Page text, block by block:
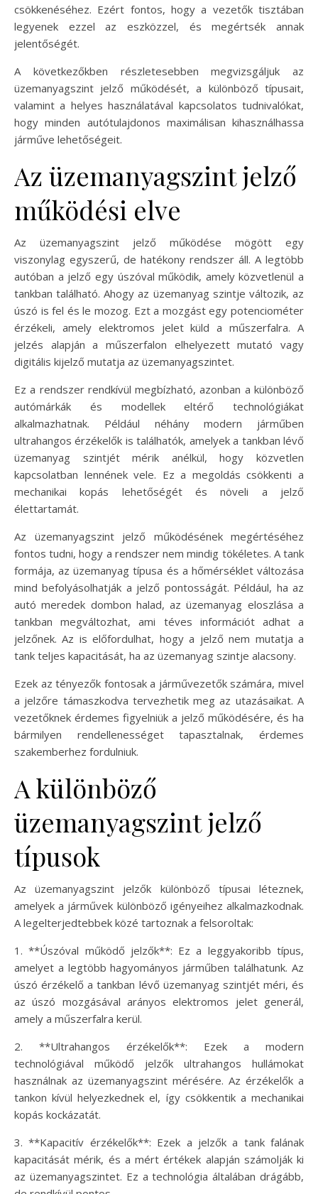
csökkenéséhez. Ezért fontos, hogy a vezetők tisztában
legyenek ezzel az eszközzel, és megértsék annak
jelentőségét.
A következőkben részletesebben megvizsgáljuk az
üzemanyagszint jelző működését, a különböző típusait,
valamint a helyes használatával kapcsolatos tudnivalókat,
hogy minden autótulajdonos maximálisan kihasználhassa
járműve lehetőségeit.
Az üzemanyagszint jelző
működési elve
Az üzemanyagszint jelző működése mögött egy
viszonylag egyszerű, de hatékony rendszer áll. A legtöbb
autóban a jelző egy úszóval működik, amely közvetlenül a
tankban található. Ahogy az üzemanyag szintje változik, az
úszó is fel és le mozog. Ezt a mozgást egy potenciométer
érzékeli, amely elektromos jelet küld a műszerfalra. A
jelzés alapján a műszerfalon elhelyezett mutató vagy
digitális kijelző mutatja az üzemanyagszintet.
Ez a rendszer rendkívül megbízható, azonban a különböző
autómárkák és modellek eltérő technológiákat
alkalmazhatnak. Például néhány modern járműben
ultrahangos érzékelők is találhatók, amelyek a tankban lévő
üzemanyag szintjét mérik anélkül, hogy közvetlen
kapcsolatban lennének vele. Ez a megoldás csökkenti a
mechanikai kopás lehetőségét és növeli a jelző
élettartamát.
Az üzemanyagszint jelző működésének megértéséhez
fontos tudni, hogy a rendszer nem mindig tökéletes. A tank
formája, az üzemanyag típusa és a hőmérséklet változása
mind befolyásolhatják a jelző pontosságát. Például, ha az
autó meredek dombon halad, az üzemanyag eloszlása a
tankban megváltozhat, ami téves információt adhat a
jelzőnek. Az is előfordulhat, hogy a jelző nem mutatja a
tank teljes kapacitását, ha az üzemanyag szintje alacsony.
Ezek az tényezők fontosak a járművezetők számára, mivel
a jelzőre támaszkodva tervezhetik meg az utazásaikat. A
vezetőknek érdemes figyelniük a jelző működésére, és ha
bármilyen rendellenességet tapasztalnak, érdemes
szakemberhez fordulniuk.
A különböző
üzemanyagszint jelző
típusok
Az üzemanyagszint jelzők különböző típusai léteznek,
amelyek a járművek különböző igényeihez alkalmazkodnak.
A legelterjedtebbek közé tartoznak a felsoroltak:
1. **Úszóval működő jelzők**: Ez a leggyakoribb típus,
amelyet a legtöbb hagyományos járműben találhatunk. Az
úszó érzékelő a tankban lévő üzemanyag szintjét méri, és
az úszó mozgásával arányos elektromos jelet generál,
amely a műszerfalra kerül.
2. **Ultrahangos érzékelők**: Ezek a modern
technológiával működő jelzők ultrahangos hullámokat
használnak az üzemanyagszint mérésére. Az érzékelők a
tankon kívül helyezkednek el, így csökkentik a mechanikai
kopás kockázatát.
3. **Kapacitív érzékelők**: Ezek a jelzők a tank falának
kapacitását mérik, és a mért értékek alapján számolják ki
az üzemanyagszintet. Ez a technológia általában drágább,